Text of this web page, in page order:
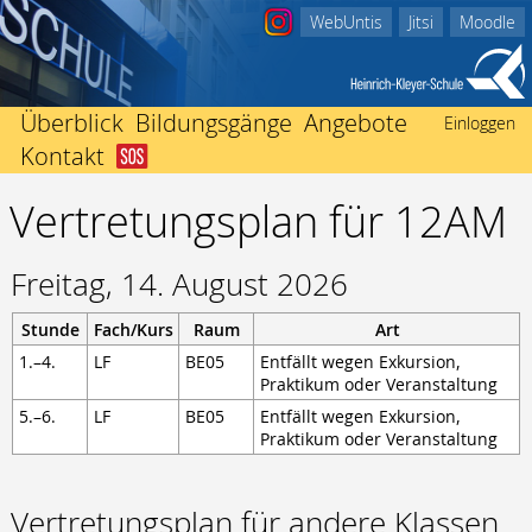
WebUntis Jitsi Moodle
Einloggen
Überblick
Startseite
Schulleitung
Kollegium
Sekretariate
Förderverein
Schwerbehindertenvertretung
Heinrich Kleyer
Bildungsgänge
Abitur
Fachhochschulreife
Fachoberschule Form B
Fachhochschulreife ausbildungsbegleitend
Mittlerer Abschluss
Berufsfachschule
Berufsvorbereitend
Bildungsgänge zur Berufsvorbereitung
Fachschule für Technik
Angebote
Beratungsangebote
Einschulung
International
Unterrichtszeiten
Vertretungsplan
3D-Drucker
Kontakt
Ich bin in Not
Nachricht an Klassenlehrer/-in
Der Weg zu uns
Impressum
Vertretungsplan für 12AM
Freitag, 14. August 2026
Stunde Fach/Kurs Raum
Art
1.–4.
LF BE05
Entfällt wegen Exkursion,
Praktikum oder Veranstaltung
5.–6.
LF BE05
Entfällt wegen Exkursion,
Praktikum oder Veranstaltung
Vertretungsplan für andere Klassen